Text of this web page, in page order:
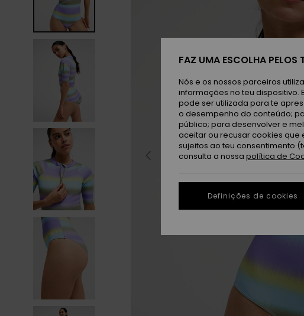
FAZ UMA ESCOLHA PELOS
Nós e os nossos parceiros
informações no teu
pode ser utilizada para te
o desempenho do conteúdo;
público; para desenvolver e
aceitar ou recusar cookies que
sujeitos ao teu consentimento
consulta a nossa política de
Definições de cookies